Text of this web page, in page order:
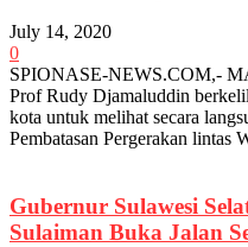
July 14, 2020
0
SPIONASE-NEWS.COM,-
Prof Rudy Djamaluddin
kota untuk melihat secara
Pembatasan Pergerakan lintas
Gubernur Sulawesi
Sulaiman Buka Jalan